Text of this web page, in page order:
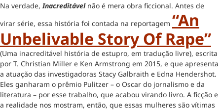
Na verdade, Inacreditávelnão é mera obra ficcional. Antes de
virar série, essa história foi contada na reportagem “An
Unbelivable Story Of Rape”
(Uma inacreditável história de estupro, em tradução livre), escrita
por T. Christian Miller e Ken Armstrong em 2015, e que apresenta
a atuação das investigadoras Stacy Galbraith e Edna Hendershot.
Eles ganharam o prêmio Pulitzer – o Oscar do jornalismo e da
literatura – por esse trabalho, que acabou virando livro. A ficção e
a realidade nos mostram, então, que essas mulheres são vítimas